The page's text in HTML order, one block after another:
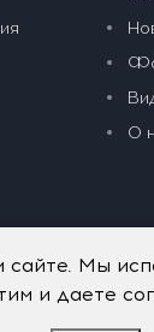
О
Мы
и даете